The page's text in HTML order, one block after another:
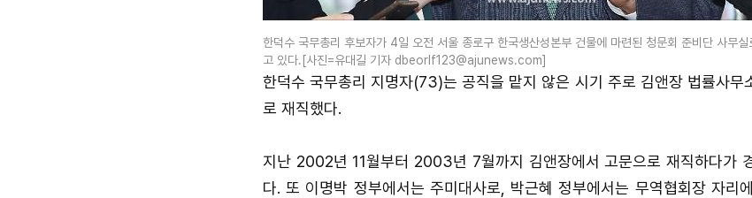
한덕수 국무총리 후보자가 4일 오전 서울 종로구 한국생산성본부 건물에 마련된 청문회 준비단 사무
고 있다.[사진=유대길 기자 dbeorlf123@ajunews.com]
한덕수 국무총리 지명자(73)는 공직을 맡지 않은 시기 주로 김앤장 법률사무
로 재직했다.
지난 2002년 11월부터 2003년 7월까지 김앤장에서 고문으로 재직하다가
다. 또 이명박 정부에서는 주미대사로, 박근혜 정부에서는 무역협회장 자리